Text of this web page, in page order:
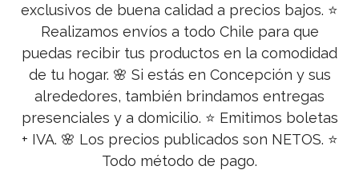
exclusivos de buena calidad a precios bajos. ⭐
Realizamos envíos a todo Chile para que
puedas recibir tus productos en la comodidad
de tu hogar. 🌸 Si estás en Concepción y sus
alrededores, también brindamos entregas
presenciales y a domicilio. ⭐ Emitimos boletas
+ IVA. 🌸 Los precios publicados son NETOS. ⭐
Todo método de pago.